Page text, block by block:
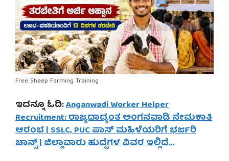
Free Sheep Farming Training
ಇದನ್ನೂ ಓದಿ:Anganwadi Worker Helper
Recruitment: ರಾಜ್ಯದಾದ್ಯಂತ ಅಂಗನವಾಡಿ ನೇಮಕಾತಿ
ಆರಂಭ | SSLC, PUC ಪಾಸ್ ಮಹಿಳೆಯರಿಗೆ ಭರ್ಜರಿ
ಚಾನ್ಸ್ | ಜಿಲ್ಲಾವಾರು ಹುದ್ದೆಗಳ ವಿವರ ಇಲ್ಲಿದೆ…